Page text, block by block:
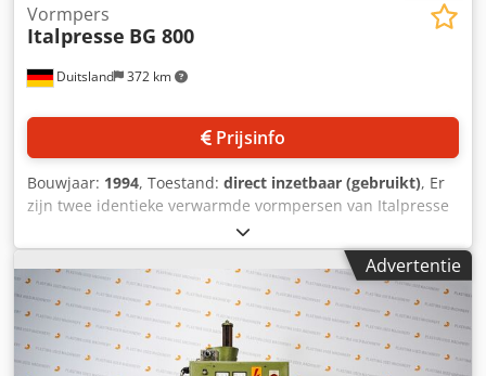
Duitsland 372 km
Vormpers
Italpresse BG 800
Prijsinfo
Bouwjaar: 1994, Toestand: direct inzetbaar (gebruikt), Er
zijn twee identieke verwarmde vormpersen van Italpresse
beschikbaar. Presslengte: 1700 mm, pressbreedte: 1500
mm, presshoogte: 1400 mm, persdruk: 800 ton, totaal
vermogen: 30 kW, machinematen X/Y/Z: ca. 5400 mm/2300
mm/3200 mm. Inclusief bovenstempels, vormstukken voor
stoelen en verwarming. Documentatie aanwezig.
Bezichtiging ter plaatse is mogelijk. Crsdeu Rp Hmopfx Al
Aef
Advertentie